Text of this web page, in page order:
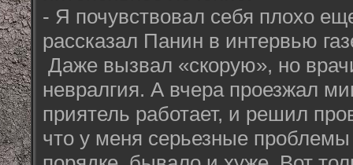
- Я почувствовал себя плохо
рассказал Панин в интервью
Даже вызвал «скорую», но
невралгия. А вчера проезжал
приятель работает, и решил
что у меня серьезные